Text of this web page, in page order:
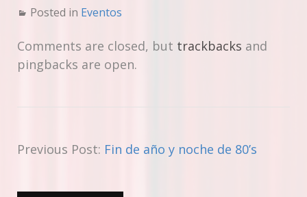
Posted in Eventos
Comments are closed, but trackbacks and
pingbacks are open.
Previous Post: Fin de año y noche de 80’s